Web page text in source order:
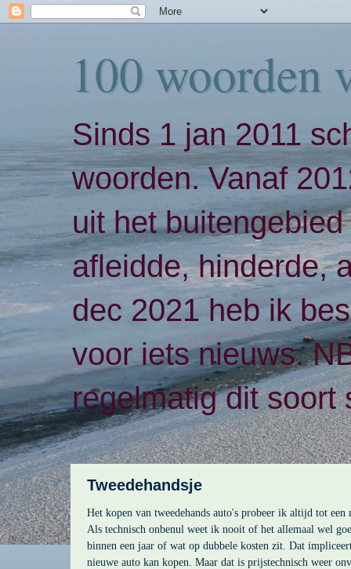
100 woorden
Sinds 1 jan 2011
woorden. Vanaf
uit het
afleidde, hinderde,
dec 2021 heb ik
voor iets nieuws.
regelmatig dit soort
Tweedehandsje
Het kopen van tweedehands auto's probeer ik altijd tot
Als technisch onbenul weet ik nooit of het allemaal wel
binnen een jaar of wat op dubbele kosten zit. Dat
nieuwe auto kan kopen. Maar dat is prijstechnisch weer